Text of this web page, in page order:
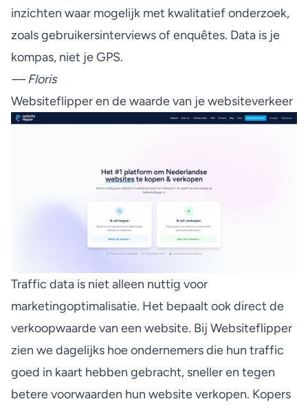
inzichten waar mogelijk met kwalitatief onderzoek,
zoals gebruikersinterviews of enquêtes. Data is je
kompas, niet je GPS.
— Floris
Websiteflipper en de waarde van je websiteverkeer
Traffic data is niet alleen nuttig voor
marketingoptimalisatie. Het bepaalt ook direct de
verkoopwaarde van een website. Bij Websiteflipper
zien we dagelijks hoe ondernemers die hun traffic
goed in kaart hebben gebracht, sneller en tegen
betere voorwaarden hun website verkopen. Kopers